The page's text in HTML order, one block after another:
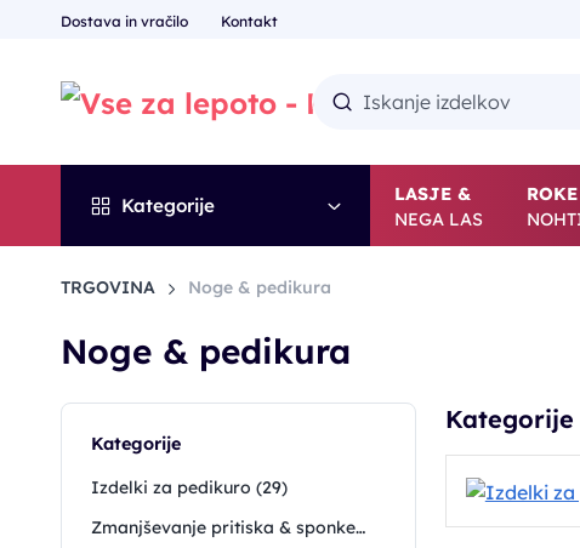
Dostava in vračilo Kontakt
Kategorije
LASJE &
NEGA LAS
TRGOVINA Noge & pedikura
Noge & pedikura
Kategorije
Izdelki za pedikuro (29)
Zmanjševanje pritiska & sponke (72)
Kategorije